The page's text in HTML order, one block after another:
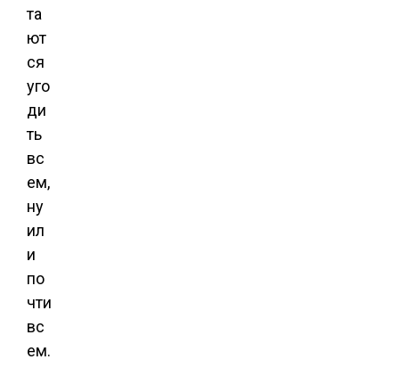
та
ют
ся
уго
ди
ть
вс
ем,
ну
ил
и
по
чти
вс
ем.